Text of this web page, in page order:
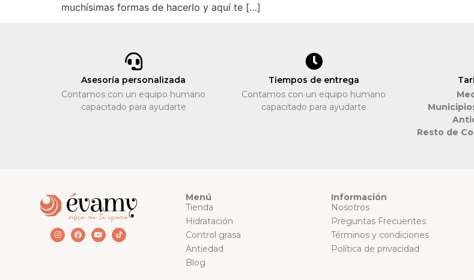
muchísimas formas de hacerlo y aquí te […]
Asesoría personalizada
Contamos con un equipo humano
capacitado para ayudarte
Tiempos de entrega
Contamos con un equipo humano
capacitado para ayudarte
Resto de
Menú
Tienda
Hidratación
Control grasa
Antiedad
Blog
Información
Nosotros
Preguntas Frecuentes
Términos y condiciones
Política de privacidad